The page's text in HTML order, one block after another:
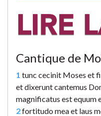
Cantique de
1 tunc cecinit Moses et
et dixerunt cantemus
magnificatus est equum
2fortitudo mea et laus